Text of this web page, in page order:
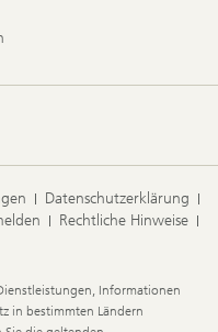
Datenschutzerklärung
Rechtliche Hinweise
Informationen
in bestimmten Ländern